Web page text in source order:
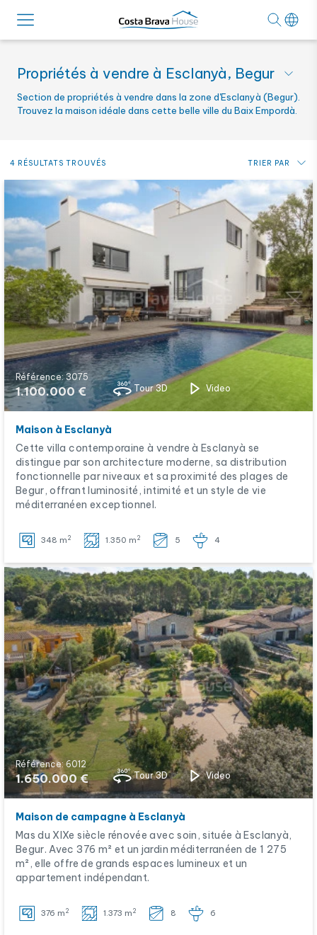
Propriétés à vendre à Esclanyà, Begur
Section de propriétés à vendre dans la zone d'Esclanyà (Begur).
Trouvez la maison idéale dans cette belle ville du Baix Empordà.
4 RÉSULTATS TROUVÉS TRIER PAR
Prix: du plus bas au plus haut
Prix: du plus haut au plus bas
Plus récent
Alphabétique par référence
Référence: 3075
1.100.000 € Tour 3D Video
Maison à Esclanyà
Cette villa contemporaine à vendre à Esclanyà se
distingue par son architecture moderne, sa distribution
fonctionnelle par niveaux et sa proximité des plages de
Begur, offrant luminosité, intimité et un style de vie
méditerranéen exceptionnel.
348 m 2 1.350 m 2 5 4
Référence: 6012
1.650.000 € Tour 3D Video
Maison de campagne à Esclanyà
Mas du XIXe siècle rénovée avec soin, située à Esclanyà,
Begur. Avec 376 m² et un jardin méditerranéen de 1 275
m², elle offre de grands espaces lumineux et un
appartement indépendant.
376 m 2 1.373 m 2 8 6